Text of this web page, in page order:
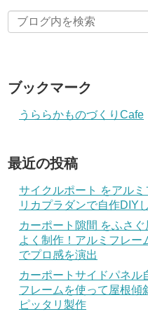
ブックマーク
うららかものづくりCafe
最近の投稿
サイクルポート をアル
リカプラダンで自作DIY
カーポート隙間 をふさぐ
よく制作！アルミフレー
でプロ感を演出
カーポートサイドパネ
フレームを使って屋根傾
ピッタリ製作